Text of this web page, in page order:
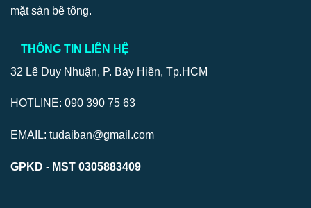
mặt sàn bê tông.
THÔNG TIN LIÊN HỆ
32 Lê Duy Nhuận, P. Bảy Hiền, Tp.HCM
HOTLINE: 090 390 75 63
EMAIL: tudaiban@gmail.com
GPKD - MST 0305883409